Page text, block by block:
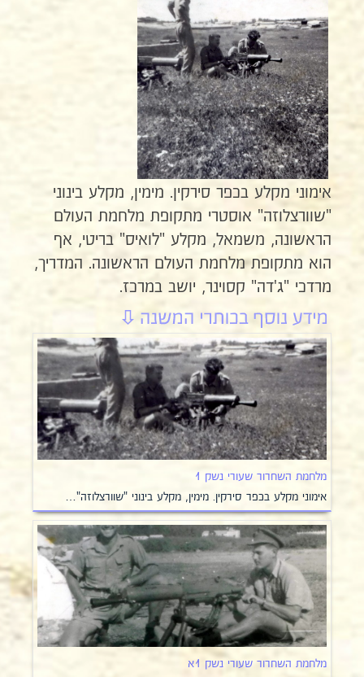
אימוני מקלע בכפר סירקין. מימין, מקלע בינוני
"שוורצלוזה" אוסטרי מתקופת מלחמת העולם
הראשונה, משמאל, מקלע "לואיס" בריטי, אף
הוא מתקופת מלחמת העולם הראשונה. המדריך,
מרדכי "ג'דה" קסוינר, יושב במרכז.
מלחמת השחרור שעורי נשק 1
אימוני מקלע בכפר סירקין. מימין, מקלע בינוני "שוורצלוזה"…
מלחמת השחרור שעורי נשק 1א